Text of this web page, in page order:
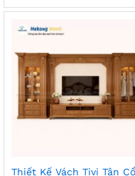
Thiết Kế Vách Tivi Tân Cổ